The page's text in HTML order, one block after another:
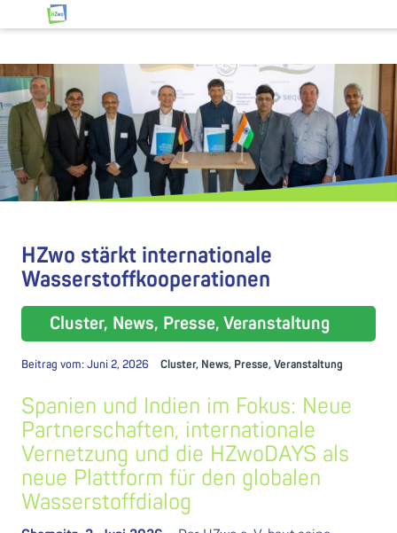
Zum Inhalt springen
HZwo – Antrieb für Sachsen
HZwo stärkt internationale
Wasserstoffkooperationen
Cluster, News, Presse, Veranstaltung
Beitrag vom:Juni 2, 2026 Cluster, News, Presse,Veranstaltung
Spanien und Indien im Fokus: Neue
Partnerschaften, internationale
Vernetzung und die HZwoDAYS als
neue Plattform für den globalen
Wasserstoffdialog